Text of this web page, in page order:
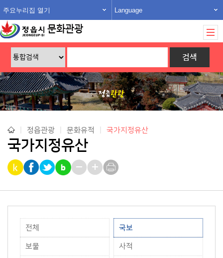
주요누리집 열기 Language
문화관광
정읍관광 문화유적 국가지정유산
국가지정유산
전체 국보
보물 사적